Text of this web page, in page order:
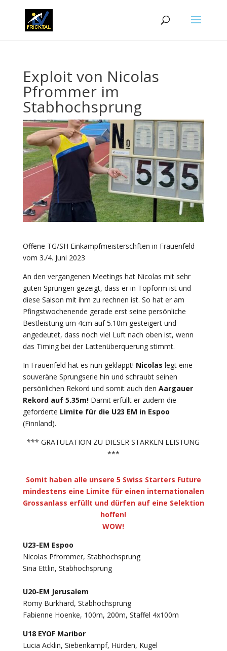
Exploit von Nicolas
Pfrommer im
Stabhochsprung
Offene TG/SH Einkampfmeisterschften in Frauenfeld
vom 3./4. Juni 2023
An den vergangenen Meetings hat Nicolas mit sehr
guten Sprüngen gezeigt, dass er in Topform ist und
diese Saison mit ihm zu rechnen ist. So hat er am
Pfingstwochenende gerade erst seine persönliche
Bestleistung um 4cm auf 5.10m gesteigert und
angedeutet, dass noch viel Luft nach oben ist, wenn
das Timing bei der Lattenüberquerung stimmt.
In Frauenfeld hat es nun geklappt! Nicolas legt eine
souveräne Sprungserie hin und schraubt seinen
persönlichen Rekord und somit auch den Aargauer
Rekord auf 5.35m!Damit erfüllt er zudem die
geforderte Limite für die U23 EM in Espoo
(Finnland).
*** GRATULATION ZU DIESER STARKEN LEISTUNG
***
Somit haben alle unsere 5 Swiss Starters Future
mindestens eine Limite für einen internationalen
Grossanlass erfüllt und dürfen auf eine Selektion
hoffen!
WOW!
U23-EM Espoo
Nicolas Pfrommer, Stabhochsprung
Sina Ettlin, Stabhochsprung
U20-EM Jerusalem
Romy Burkhard, Stabhochsprung
Fabienne Hoenke, 100m, 200m, Staffel 4x100m
U18 EYOF Maribor
Lucia Acklin, Siebenkampf, Hürden, Kugel